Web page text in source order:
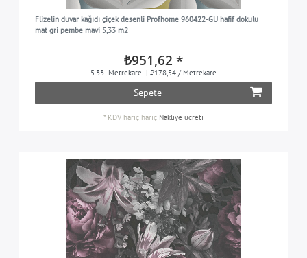
Flizelin duvar kağıdı çiçek desenli Profhome 960422-GU hafif dokulu
mat gri pembe mavi 5,33 m2
₺951,62 *
5.33 Metrekare | ₺178,54 / Metrekare
Sepete
* KDV hariç hariç Nakliye ücreti